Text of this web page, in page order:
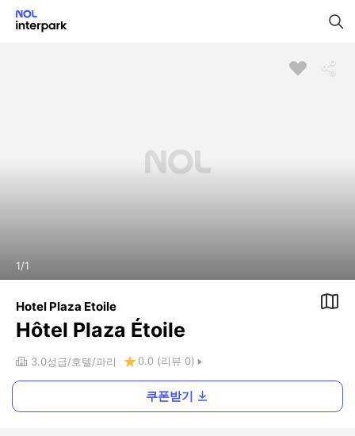
1/1
Hotel Plaza Etoile
Hôtel Plaza Étoile
3.0성급 호텔 파리 0.0 (리뷰 0)
쿠폰받기